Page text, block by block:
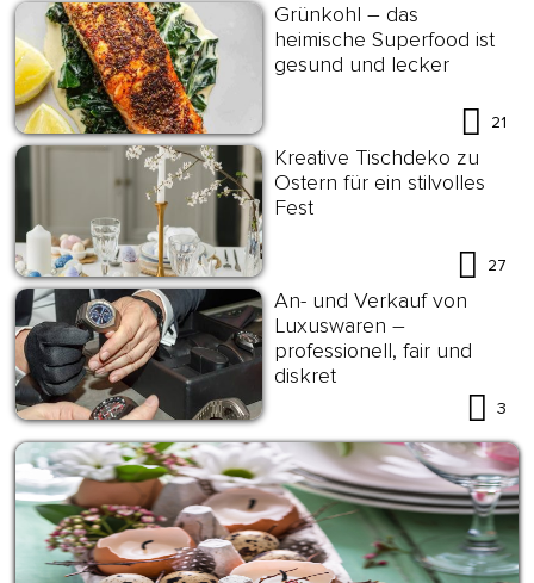
Grünkohl – das
heimische Superfood ist
gesund und lecker
21
Kreative Tischdeko zu
Ostern für ein stilvolles
Fest
27
An- und Verkauf von
Luxuswaren –
professionell, fair und
diskret
3